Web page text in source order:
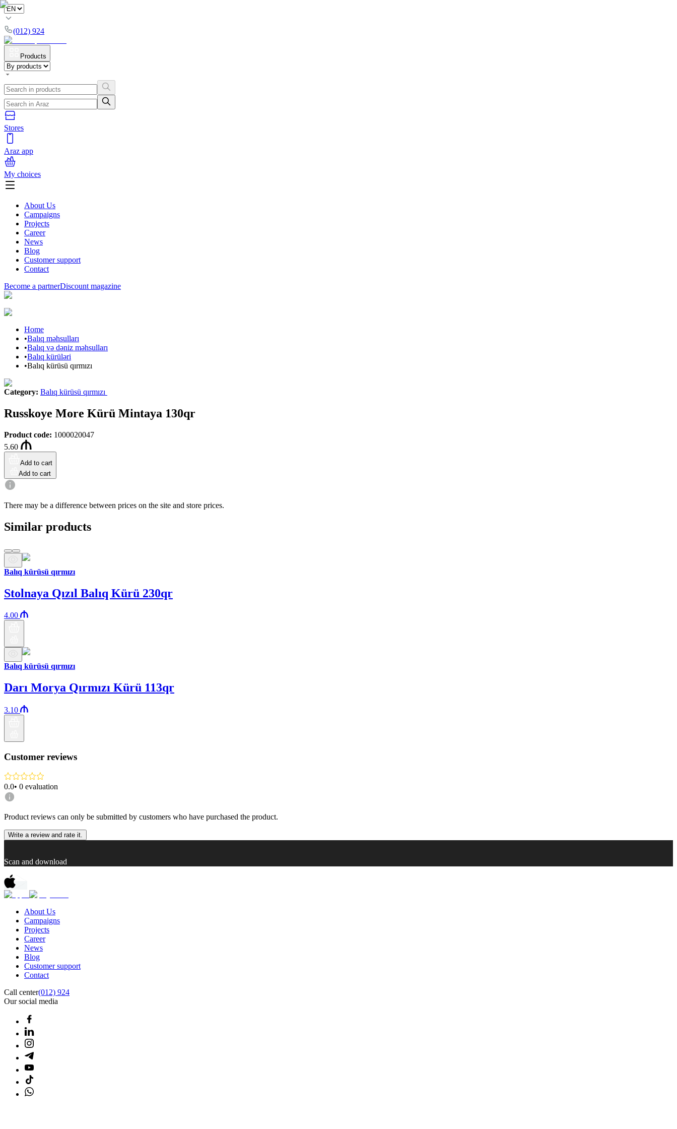
(012) 924
Products
Stores
Araz app
My choices
About Us
Campaigns
Projects
Career
News
Blog
Customer support
Contact
Become a partnerDiscount magazine
Home
•Balıq məhsulları
•Balıq və dəniz məhsulları
•Balıq kürüləri
•Balıq kürüsü qırmızı
Category: Balıq kürüsü qırmızı
Russkoye More Kürü Mintaya 130qr
Product code: 1000020047
5.60
Add to cart
Add to cart
There may be a difference between prices on the site and store prices.
Similar products
Balıq kürüsü qırmızı
Stolnaya Qızıl Balıq Kürü 230qr
4.00
Balıq kürüsü qırmızı
Darı Morya Qırmızı Kürü 113qr
3.10
Customer reviews
0.0• 0 evaluation
Product reviews can only be submitted by customers who have purchased the product.
Write a review and rate it.
Scan and download
About Us
Campaigns
Projects
Career
News
Blog
Customer support
Contact
Call center(012) 924
Our social media